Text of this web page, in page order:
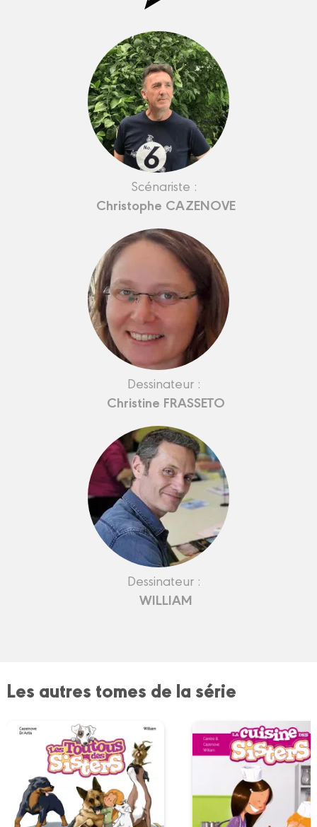
Scénariste :
Christophe CAZENOVE
Dessinateur :
Christine FRASSETO
Dessinateur :
WILLIAM
Les autres tomes de la série